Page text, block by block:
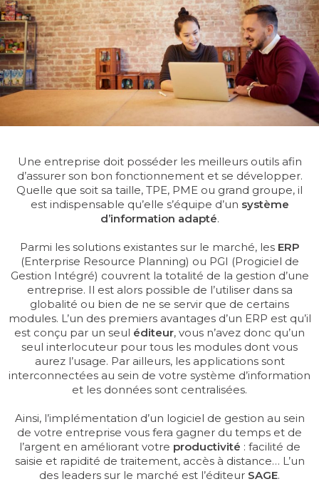
CONSULTING
GUIDES
LIVRES BLANCS
INFOGRAPHIE
FICHES PRODUITS
Une entreprise doit posséder les meilleurs outils afin
d’assurer son bon fonctionnement et se développer.
Quelle que soit sa taille, TPE, PME ou grand groupe, il
est indispensable qu’elle s’équipe d’un système
d’information adapté.
Parmi les solutions existantes sur le marché, les ERP
(Enterprise Resource Planning) ou PGI (Progiciel de
Gestion Intégré) couvrent la totalité de la gestion d’une
entreprise. Il est alors possible de l’utiliser dans sa
globalité ou bien de ne se servir que de certains
modules. L’un des premiers avantages d’un ERP est qu’il
est conçu par un seul éditeur, vous n’avez donc qu’un
seul interlocuteur pour tous les modules dont vous
aurez l’usage. Par ailleurs, les applications sont
interconnectées au sein de votre système d’information
et les données sont centralisées.
Ainsi, l’implémentation d’un logiciel de gestion au sein
de votre entreprise vous fera gagner du temps et de
l’argent en améliorant votre productivité : facilité de
saisie et rapidité de traitement, accès à distance… L’un
des leaders sur le marché est l’éditeur SAGE.